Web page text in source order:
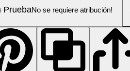
PruebaNo se requiere atribución!